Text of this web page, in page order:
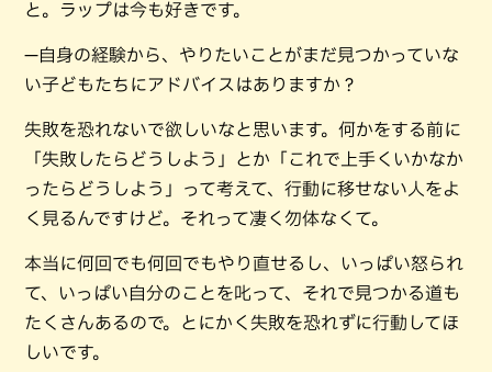
と。ラップは今も好きです。
—自身の経験から、やりたいことがまだ見つかっていな
い子どもたちにアドバイスはありますか？
失敗を恐れないで欲しいなと思います。何かをする前に
「失敗したらどうしよう」とか「これで上手くいかなか
ったらどうしよう」って考えて、行動に移せない人をよ
く見るんですけど。それって凄く勿体なくて。
本当に何回でも何回でもやり直せるし、いっぱい怒られ
て、いっぱい自分のことを叱って、それで見つかる道も
たくさんあるので。とにかく失敗を恐れずに行動してほ
しいです。